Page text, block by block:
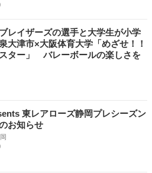
レイザーズの選手と大学生が小学
津市×大阪体育大学「めざせ！！
ター」 バレーボールの楽しさを
東レアローズ静岡プレシーズン
お知らせ